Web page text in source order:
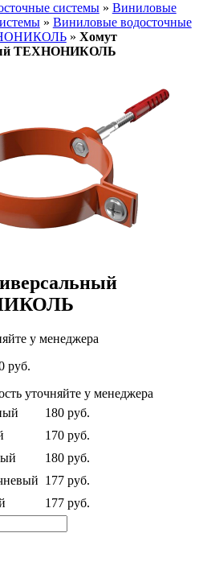
системы» Виниловые
» Виниловые водосточные
» Хомут
ТЕХНОНИКОЛЬ
у менеджера
руб.
уточняйте у менеджера
180 руб.
170 руб.
180 руб.
177 руб.
177 руб.